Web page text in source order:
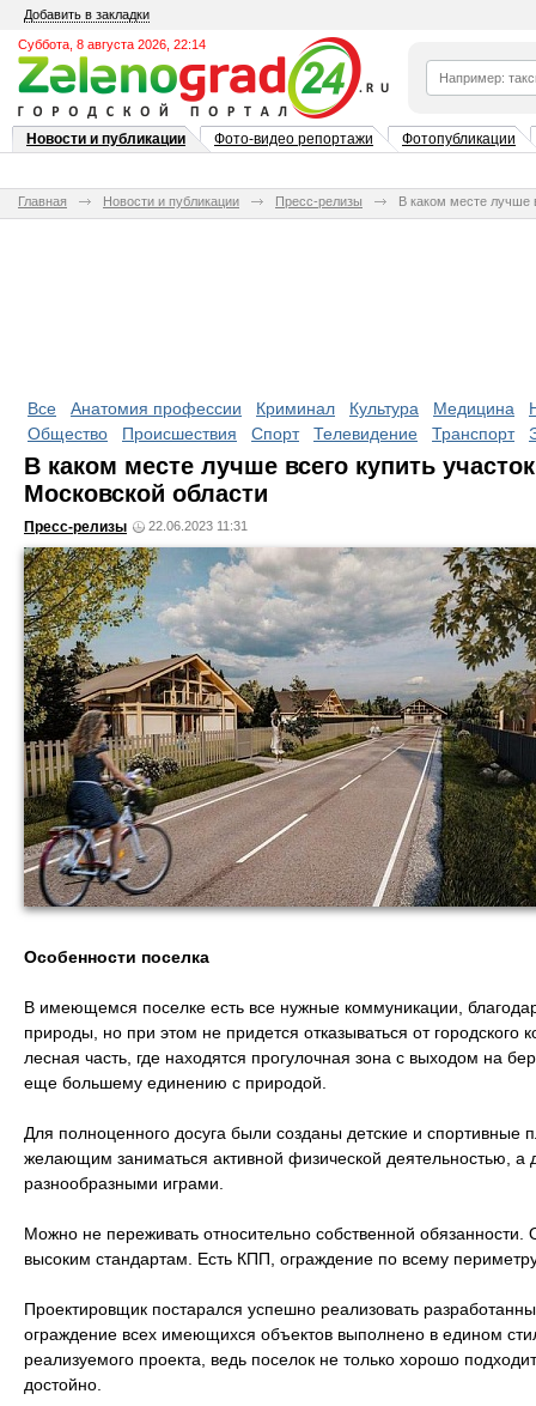
Добавить в закладки
Суббота, 8 августа 2026, 22:14
Новости и публикации Фото-видео репортажи Фотопубликации
Главная Новости и публикации Пресс-релизы В каком месте лучше
Все Анатомия профессии Криминал Культура Медицина
Общество
Происшествия Спорт Телевидение Транспорт
В каком месте лучше всего купить
Московской области
Пресс-релизы 22.06.2023 11:31
Особенности поселка
В имеющемся поселке есть все нужные коммуникации,
природы, но при этом не придется отказываться от городского
лесная часть, где находятся прогулочная зона с выходом на
еще большему единению с природой.
Для полноценного досуга были созданы детские и спортивные
желающим заниматься активной физической деятельностью, а
разнообразными играми.
Можно не переживать относительно собственной обязанности.
высоким стандартам. Есть КПП, ограждение по всему
Проектировщик постарался успешно реализовать
ограждение всех имеющихся объектов выполнено в едином
реализуемого проекта, ведь поселок не только хорошо
достойно.